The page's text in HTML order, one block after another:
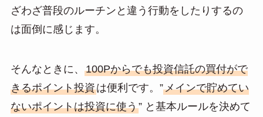
ざわざ普段のルーチンと違う行動をしたりするの
は面倒に感じます。
そんなときに、 100Pからでも投資信託の買付がで
きるポイント投資は便利です。”メインで貯めてい
ないポイントは投資に使う” と基本ルールを決めて